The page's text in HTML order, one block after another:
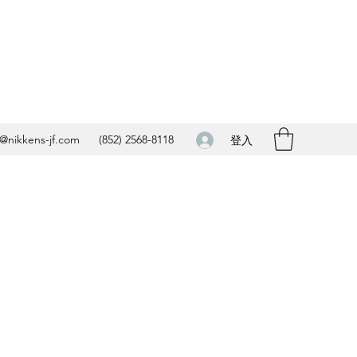
jf.com (852) 2568-8118 登入